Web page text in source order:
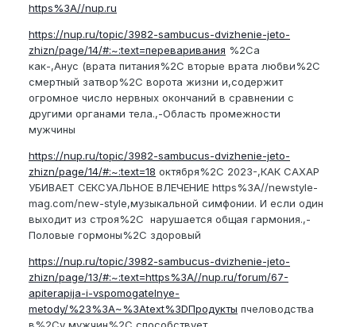
https%3A//nup.ru
https://nup.ru/topic/3982-sambucus-dvizhenie-jeto-
zhizn/page/14/#:~:text=переваривания %2Cа
как-,Анус (врата питания%2C вторые врата любви%2C
смертный затвор%2C ворота жизни и,содержит
огромное число нервных окончаний в сравнении с
другими органами тела.,-Область промежности
мужчины
https://nup.ru/topic/3982-sambucus-dvizhenie-jeto-
zhizn/page/14/#:~:text=18 октября%2C 2023-,КАК САХАР
УБИВАЕТ СЕКСУАЛЬНОЕ ВЛЕЧЕНИЕ https%3A//newstyle-
mag.com/new-style,музыкальной симфонии. И если один
выходит из строя%2C нарушается общая гармония.,-
Половые гормоны%2C здоровый
https://nup.ru/topic/3982-sambucus-dvizhenie-jeto-
zhizn/page/13/#:~:text=https%3A//nup.ru/forum/67-
apiterapija-i-vspomogatelnye-
metody/%23%3A~%3Atext%3DПродукты пчеловодства